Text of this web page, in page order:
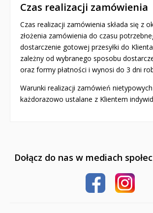
Czas realizacji zamówienia
Czas realizacji zamówienia składa się z
złożenia zamówienia do czasu
dostarczenie gotowej przesyłki do
zależny od wybranego sposobu
oraz formy płatności i wynosi do 3 dni
Warunki realizacji zamówień
każdorazowo ustalane z Klientem
Dołącz do nas w mediach